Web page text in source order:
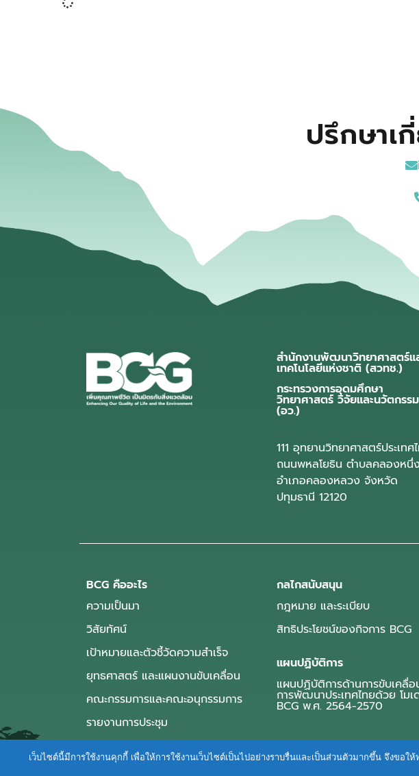
ปรึกษาเ
สำนักงานพัฒนาวิทยาศาสตร์แ
เทคโนโลยีแห่งชาติ (สวทช.)
กระทรวงการอุดมศึกษา
วิทยาศาสตร์ วิจัยและนวัตกรรม
(อว.)
111 อุทยานวิทยาศาสตร์ประเทศ
ถนนพหลโยธิน ตำบลคลองหนึ่
อำเภอคลองหลวง จังหวัด
ปทุมธานี 12120
BCG คืออะไร
ความเป็นมา
วิสัยทัศน์
เป้าหมายและตัวชี้วัดความสำเร็จ
ยุทธศาสตร์ และแผนงานขับเคลื่อน
คณะกรรมการและคณะอนุกรรมการ
รายงานการประชุม
กลไกสนับสนุน
กฎหมาย และระเบียบ
สิทธิประโยชน์ของกิจการ BCG
แผนปฏิบัติการ
แผนปฏิบัติการด้านการขับเคลื่อ
การพัฒนาประเทศไทยด้วย โม
BCG พ.ศ. 2564-2570
เว็บไซต์นี้มีการใช้งานคุกกี้ เพื่อให้การใช้งานเว็บไซต์เป็นไปอย่างราบรื่นและเป็นส่วนตัวมากขึ้น จึงข